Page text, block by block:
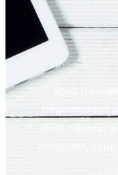
Vous
fréquemment
ici la réponse
contacter,